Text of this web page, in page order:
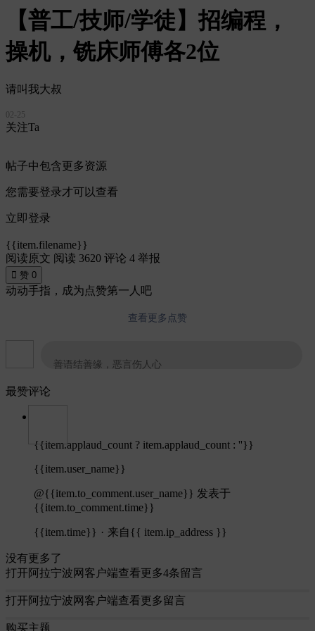
【普工/技师/学徒】招编程，
操机，铣床师傅各2位
请叫我大叔
02-25
关注Ta
帖子中包含更多资源
您需要登录才可以查看
立即登录
{{item.filename}}
阅读原文 阅读 3620 评论 4 举报
 赞 0
动动手指，成为点赞第一人吧
查看更多点赞
善语结善缘，恶言伤人心
最赞评论
{{item.applaud_count ? item.applaud_count : ''}}
{{item.user_name}}
@{{item.to_comment.user_name}} 发表于
{{item.to_comment.time}}
{{item.time}} · 来自{{ item.ip_address }}
没有更多了
打开阿拉宁波网客户端查看更多4条留言
打开阿拉宁波网客户端查看更多留言
购买主题